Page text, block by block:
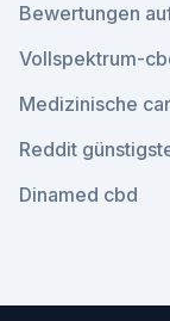
Bewertungen
Vollspektrum-
Medizinische
Reddit
Dinamed cbd